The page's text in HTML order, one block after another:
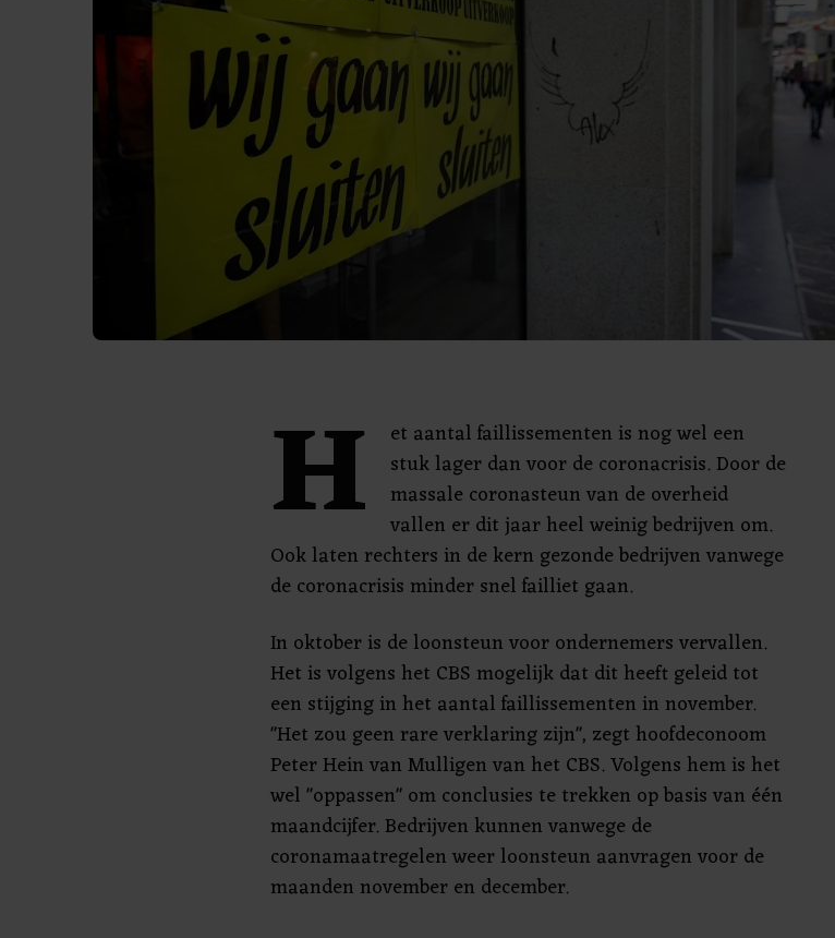
H
et aantal faillissementen is nog wel een
stuk lager dan voor de coronacrisis. Door de
massale coronasteun van de overheid
vallen er dit jaar heel weinig bedrijven om.
Ook laten rechters in de kern gezonde bedrijven vanwege
de coronacrisis minder snel failliet gaan.
In oktober is de loonsteun voor ondernemers vervallen.
Het is volgens het CBS mogelijk dat dit heeft geleid tot
een stijging in het aantal faillissementen in november.
"Het zou geen rare verklaring zijn", zegt hoofdeconoom
Peter Hein van Mulligen van het CBS. Volgens hem is het
wel "oppassen" om conclusies te trekken op basis van één
maandcijfer. Bedrijven kunnen vanwege de
coronamaatregelen weer loonsteun aanvragen voor de
maanden november en december.